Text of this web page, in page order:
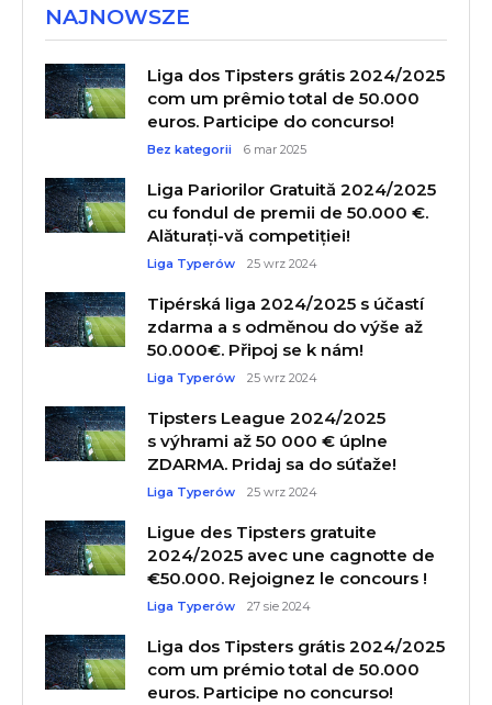
NAJNOWSZE
Liga dos Tipsters grátis 2024/2025
com um prêmio total de 50.000
euros. Participe do concurso!
Bez kategorii 6 mar 2025
Liga Pariorilor Gratuită 2024/2025
cu fondul de premii de 50.000 €.
Alăturați-vă competiției!
Liga Typerów 25 wrz 2024
Tipérská liga 2024/2025 s účastí
zdarma a s odměnou do výše až
50.000€. Připoj se k nám!
Liga Typerów 25 wrz 2024
Tipsters League 2024/2025
s výhrami až 50 000 € úplne
ZDARMA. Pridaj sa do súťaže!
Liga Typerów 25 wrz 2024
Ligue des Tipsters gratuite
2024/2025 avec une cagnotte de
€50.000. Rejoignez le concours !
Liga Typerów 27 sie 2024
Liga dos Tipsters grátis 2024/2025
com um prémio total de 50.000
euros. Participe no concurso!